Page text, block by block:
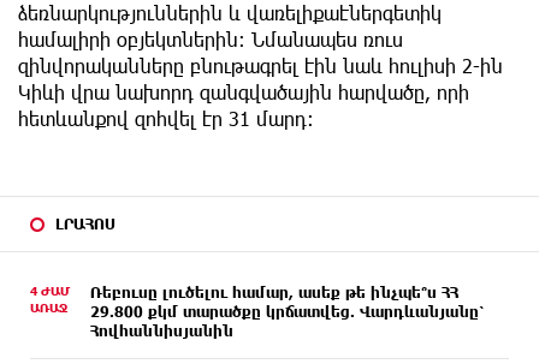
ԼՐԱՀՈՍ
4 ԺԱՄ
ԱՌԱՋ
Ռեբուսը լուծելու համար, ասեք թե ինչպե՞ս ՀՀ
29.800 քկմ տարածքը կրճատվեց. Վարդևանյանը՝
Հովհաննիսյանին
ձեռնարկություններին և վառելիքաէներգետիկ
համալիրի օբյեկտներին։ Նմանապես ռուս
զինվորականները բնութագրել էին նաև հուլիսի 2-ին
Կիևի վրա նախորդ զանգվածային հարվածը, որի
հետևանքով զոհվել էր 31 մարդ։